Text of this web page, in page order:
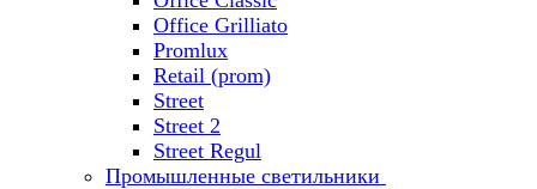
Office Grilliato
Promlux
Retail (prom)
Street
Street 2
Street Regul
Промышленные светильники